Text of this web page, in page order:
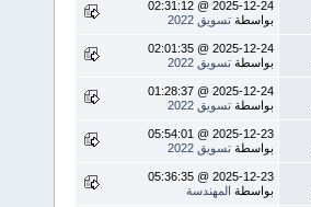
2025-12-24 @ 02:31:12
بواسطة تسويق 2022
2025-12-24 @ 02:01:35
بواسطة تسويق 2022
2025-12-24 @ 01:28:37
بواسطة تسويق 2022
2025-12-23 @ 05:54:01
بواسطة تسويق 2022
2025-12-23 @ 05:36:35
بواسطة المهندسة